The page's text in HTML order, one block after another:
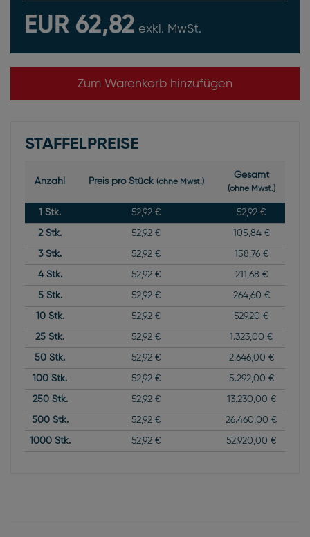
EUR 62,82 exkl. MwSt.
Zum Warenkorb hinzufügen
STAFFELPREISE
Anzahl Preis pro Stück (ohne Mwst.)
Gesamt
(ohne Mwst.)
1 Stk. 52,92 € 52,92 €
2 Stk. 52,92 € 105,84 €
3Stk. 52,92 € 158,76 €
4Stk. 52,92 € 211,68 €
5Stk. 52,92 € 264,60 €
10Stk. 52,92 € 529,20 €
25 Stk. 52,92 € 1.323,00 €
50 Stk. 52,92 € 2.646,00 €
100 Stk. 52,92 € 5.292,00 €
250Stk. 52,92 € 13.230,00 €
500Stk. 52,92 € 26.460,00 €
1000Stk. 52,92 € 52.920,00 €